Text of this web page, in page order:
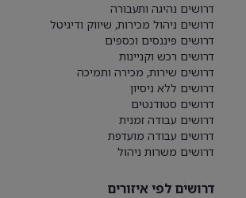
דרושים נהיגה ותעבורה
דרושים ניהול מכירות, שיווק ודיגיטל
דרושים פיננסים וכספים
דרושים רכש וקניינות
דרושים שירות, מכירה ותמיכה
דרושים ללא ניסיון
דרושים סטודנטים
דרושים עבודה זמנית
דרושים עבודה מועדפת
דרושים משרות ניהול
דרושים לפי איזורים